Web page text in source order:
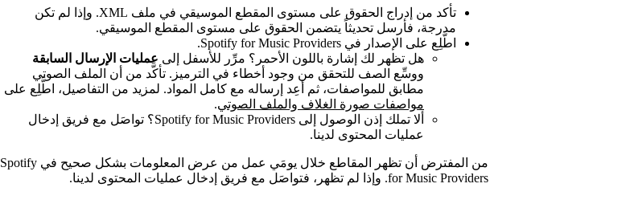
تأكد من إدراج الحقوق على مستوى المقطع الموسيقي في ملف XML. وإذا لم تكن
مدرجة، فأرسل تحديثاً يتضمن الحقوق على مستوى المقطع الموسيقي.
اطَّلِع على الإصدار في Spotify for Music Providers.
هل تظهر لك إشارة باللون الأحمر؟ مرِّر للأسفل إلى عمليات الإرسال السابقة
ووسِّع الصف للتحقق من وجود أخطاء في الترميز. تأكَّد من أن الملف الصوتي
مطابق للمواصفات، ثم أعِد إرساله مع كامل المواد. لمزيد من التفاصيل، اطَّلِع على
مواصفات صورة الغلاف والملف الصوتي.
ألا تملك إذن الوصول إلى Spotify for Music Providers؟ تواصَل مع فريق إدخال
عمليات المحتوى لدينا.
من المفترض أن تظهر المقاطع خلال يومَي عمل من عرض المعلومات بشكل صحيح في Spotify
for Music Providers. وإذا لم تظهر، فتواصَل مع فريق إدخال عمليات المحتوى لدينا.